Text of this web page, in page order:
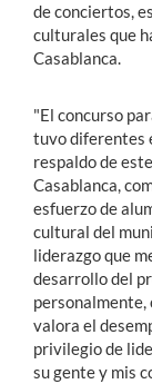
de conciertos,
culturales que
Casablanca.
"El concurso
tuvo diferentes
respaldo de
Casablanca,
esfuerzo de
cultural del
liderazgo que
desarrollo del
personalmente,
valora el
privilegio de
su gente y mis